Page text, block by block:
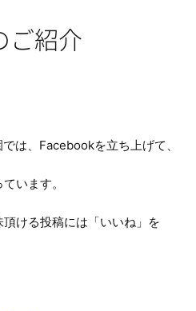
ご紹介
は、Facebookを立ち上げて、
います。
ける投稿には「いいね」を